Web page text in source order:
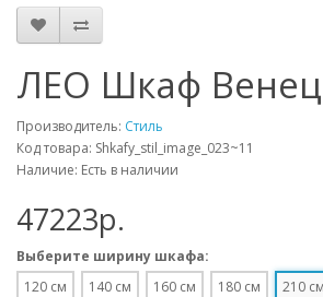
ЛЕО Шкаф
Производитель: Стиль
Код товара: Shkafy_stil_image_023~11
Наличие: Есть в наличии
47223p.
Выберите ширину шкафа:
120 см
140 см 160 см 180 см 210 см